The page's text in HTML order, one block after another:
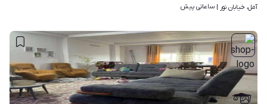
آمل، خیابان نور | ساعاتی پیش
۵